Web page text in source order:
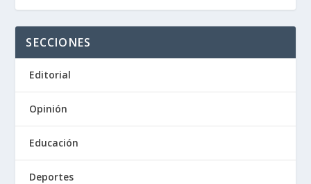
SECCIONES
Editorial
Opinión
Educación
Deportes